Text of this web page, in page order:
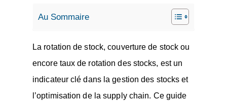
Au Sommaire
La rotation de stock, couverture de stock ou
encore taux de rotation des stocks, est un
indicateur clé dans la gestion des stocks et
l’optimisation de la supply chain. Ce guide